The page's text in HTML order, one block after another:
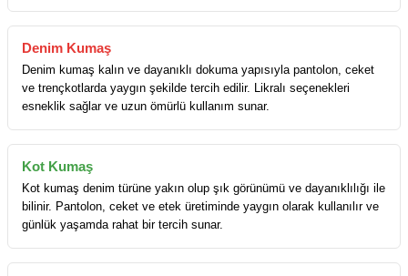
Denim Kumaş
Denim kumaş kalın ve dayanıklı dokuma yapısıyla pantolon, ceket
ve trençkotlarda yaygın şekilde tercih edilir. Likralı seçenekleri
esneklik sağlar ve uzun ömürlü kullanım sunar.
Kot Kumaş
Kot kumaş denim türüne yakın olup şık görünümü ve dayanıklılığı ile
bilinir. Pantolon, ceket ve etek üretiminde yaygın olarak kullanılır ve
günlük yaşamda rahat bir tercih sunar.